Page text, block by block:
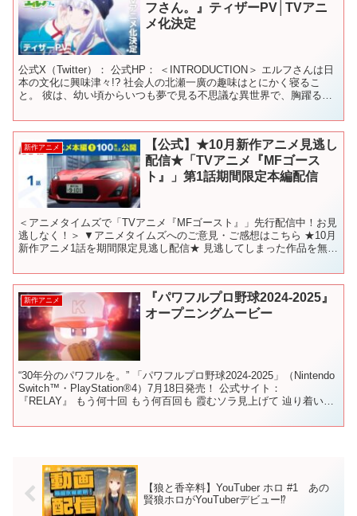
フさん。』ティザーPV│TVアニ
メ化決定
公式X（Twitter）： 公式HP： ＜INTRODUCTION＞ エルフさんは日
本の文化に興味津々!? 社会人の北瀬一廣の趣味はとにかく寝るこ
と。 彼は、幼い頃からいつも夢で見る不思議な異世界で、胸躍る冒
新作アニメ
【公式】★10月新作アニメ見逃し
配信★「TVアニメ『MFゴース
ト』」第1話期間限定本編配信
＜アニメタイムズで「TVアニメ『MFゴースト』」先行配信中！お見
逃しなく！＞ ▼アニメタイムズへのご意見・ご感想はこちら ★10月
新作アニメ1話を期間限定見逃し配信★ 見逃してしまった作品を無料
新作アニメ
『パワフルプロ野球2024-2025』
オープニングムービー
“30年分のパワフルを。” 「パワフルプロ野球2024-2025」（Nintendo
Switch™・PlayStation®4）7月18日発売！ 公式サイト：
『RELAY』 もう何十回 もう何百回も 霞むソラ見上げて 辿り着いた
【狼と香辛料】YouTuber ホロ #1 あの
賢狼ホロがYouTuberデビュー⁉